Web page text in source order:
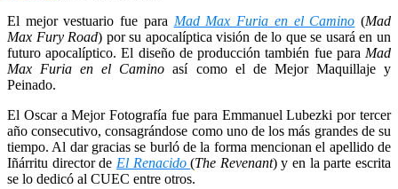
El mejor vestuario fue para Mad Max Furia en el Camino (Mad
Max Fury Road) por su apocalíptica visión de lo que se usará en un
futuro apocalíptico. El diseño de producción también fue para Mad
Max Furia en el Camino así como el de Mejor Maquillaje y
Peinado.
El Oscar a Mejor Fotografía fue para Emmanuel Lubezki por tercer
año consecutivo, consagrándose como uno de los más grandes de su
tiempo. Al dar gracias se burló de la forma mencionan el apellido de
Iñárritu director de El Renacido(The Revenant) y en la parte escrita
se lo dedicó al CUEC entre otros.